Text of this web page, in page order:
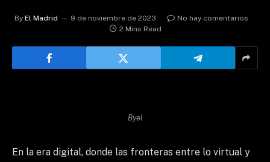
By El Madrid 9 de noviembre de 2023
No hay comentarios
2 Mins Read
Byel
En la era digital, donde las fronteras entre lo virtual y